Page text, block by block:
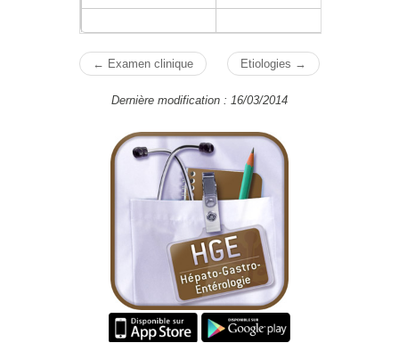
← Examen clinique Etiologies →
Dernière modification : 16/03/2014